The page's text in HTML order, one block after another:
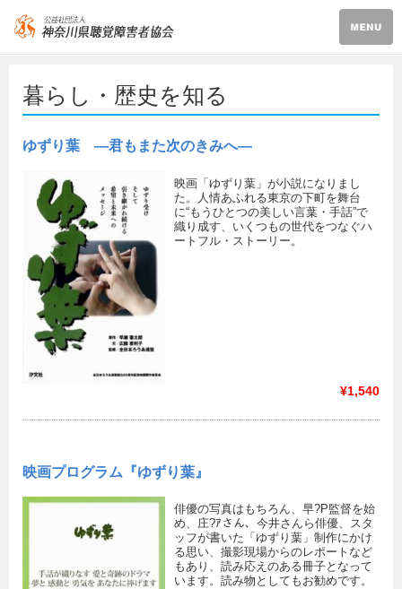
暮らし・歴史を知る
ゆずり葉 ―君もまた次のきみへ―
映画「ゆずり葉」が小説になりまし
た。人情あふれる東京の下町を舞台
に“もうひとつの美しい言葉・手話”で
織り成す、いくつもの世代をつなぐハ
ートフル・ストーリー。
¥1,540
映画プログラム『ゆずり葉』
俳優の写真はもちろん、早?P監督を始
め、庄?ｱさん、今井さんら俳優、スタ
ッフが書いた「ゆずり葉」制作にかけ
る思い、撮影現場からのレポートなど
もあり、読み応えのある冊子となって
います。読み物としてもお勧めです。